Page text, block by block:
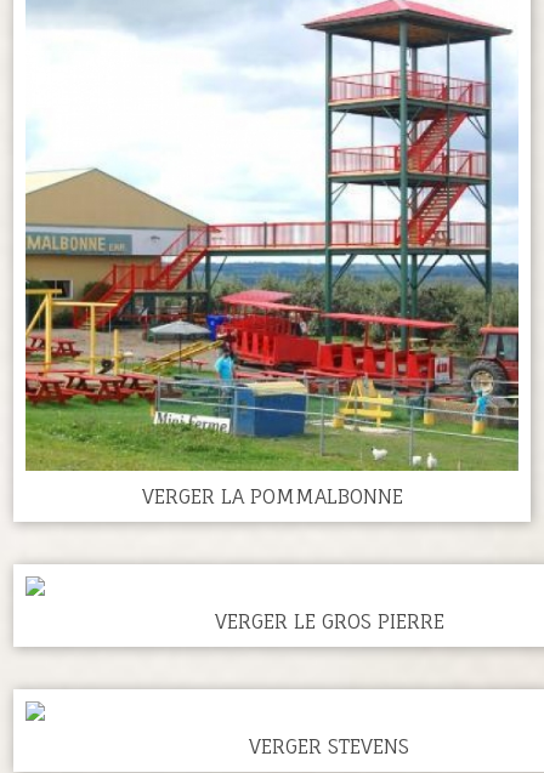
VERGER LA POMMALBONNE
VERGER LE GROS PIERRE
VERGER STEVENS